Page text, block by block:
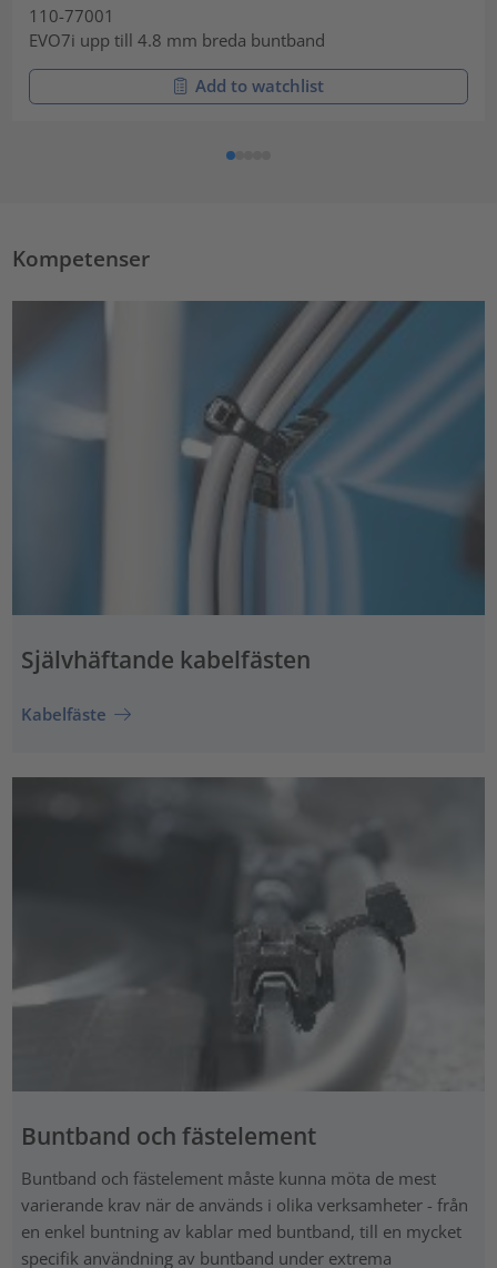
110-77001
EVO7i upp till 4.8 mm breda buntband
Add to watchlist
Kompetenser
Självhäftande kabelfästen
Kabelfäste
Buntband och fästelement
Buntband och fästelement måste kunna möta de mest
varierande krav när de används i olika verksamheter - från
en enkel buntning av kablar med buntband, till en mycket
specifik användning av buntband under extrema